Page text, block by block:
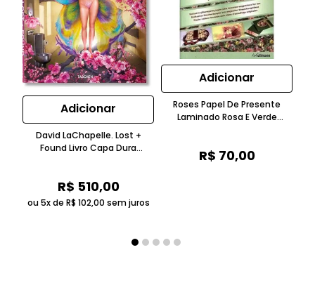
Adicionar
David LaChapelle. Lost +
Found Livro Capa Dura
R$ 510,00
ou 5x de R$ 102,00 sem juros
Adicionar
Roses Papel De Presente
Laminado Rosa E Verde
R$ 70,00